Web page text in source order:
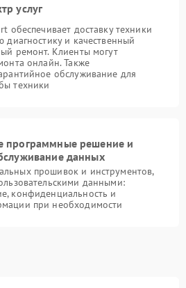
услуг
обеспечивает доставку техники
диагностику и качественный
ремонт. Клиенты могут
онлайн. Также
обслуживание для
техники
программные решение и
данных
прошивок и инструментов,
данными:
конфиденциальность и
при необходимости